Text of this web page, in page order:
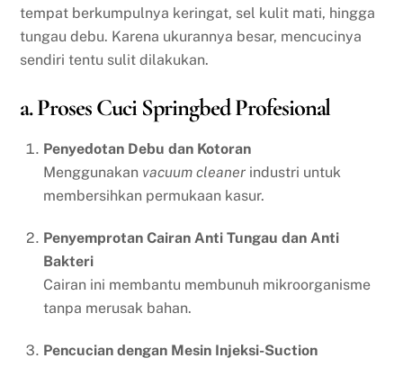
tempat berkumpulnya keringat, sel kulit mati, hingga
tungau debu. Karena ukurannya besar, mencucinya
sendiri tentu sulit dilakukan.
a. Proses Cuci Springbed Profesional
Penyedotan Debu dan Kotoran
Menggunakan vacuum cleaner industri untuk
membersihkan permukaan kasur.
Penyemprotan Cairan Anti Tungau dan Anti
Bakteri
Cairan ini membantu membunuh mikroorganisme
tanpa merusak bahan.
Pencucian dengan Mesin Injeksi-Suction